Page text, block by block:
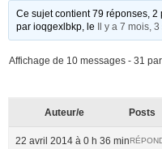
Ce sujet contient 79 réponses,
parioqgexlbkp , le Il y a 7 mois,
Affichage de 10 messages - 31
Auteur/e Posts
22 avril 2014 à 0 h 36 min